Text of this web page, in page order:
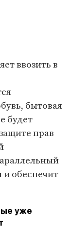
ввозить в
бытовая
будет
прав
и обеспечит
уже